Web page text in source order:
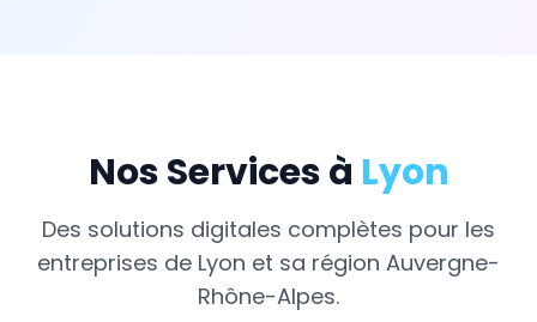
Nos Services à Lyon
Des solutions digitales complètes pour les
entreprises de Lyon et sa région Auvergne-
Rhône-Alpes.